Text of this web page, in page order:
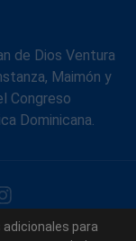
de Dios Ventura
Maimón y
Congreso
Dominicana.
la República
adicionales para